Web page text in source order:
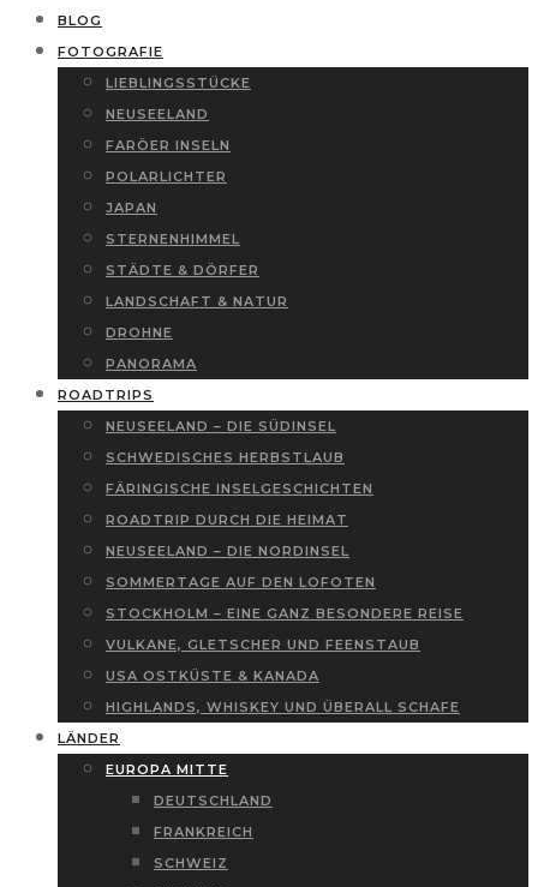
BLOG
FOTOGRAFIE
LIEBLINGSSTÜCKE
NEUSEELAND
FARÖER INSELN
POLARLICHTER
JAPAN
STERNENHIMMEL
STÄDTE & DÖRFER
LANDSCHAFT & NATUR
DROHNE
PANORAMA
ROADTRIPS
NEUSEELAND – DIE SÜDINSEL
SCHWEDISCHES HERBSTLAUB
FÄRINGISCHE INSELGESCHICHTEN
ROADTRIP DURCH DIE HEIMAT
NEUSEELAND – DIE NORDINSEL
SOMMERTAGE AUF DEN LOFOTEN
STOCKHOLM – EINE GANZ BESONDERE REISE
VULKANE, GLETSCHER UND FEENSTAUB
USA OSTKÜSTE & KANADA
HIGHLANDS, WHISKEY UND ÜBERALL SCHAFE
LÄNDER
EUROPA MITTE
DEUTSCHLAND
FRANKREICH
SCHWEIZ